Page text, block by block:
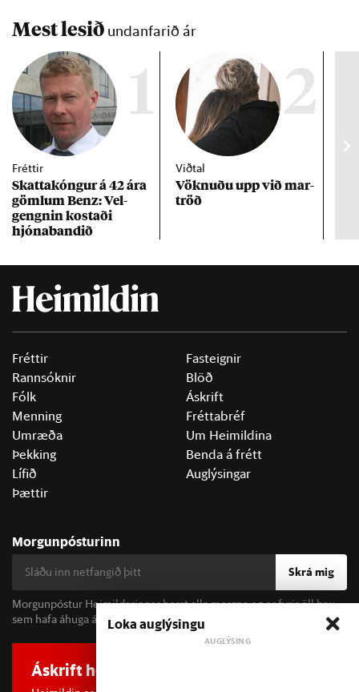
Mest lesið undanfarið ár
1
Fréttir
Skattakóng­ur á 42 ára
göml­um Benz: Vel­
gengn­in kostaði
hjóna­band­ið
2
Viðtal
Vökn­uðu upp við mar­
tröð
Fréttir
Rannsóknir
Fólk
Menning
Umræða
Þekking
Lífið
Þættir
Fasteignir
Blöð
Áskrift
Fréttabréf
Um Heimildina
Benda á frétt
Auglýsingar
Morgunpósturinn
Skrá mig
Morgunpóstur Heimildarinnar berst alla morgna og er fyrir öll þau
sem hafa áhuga á fréttum og þjóðfélagsumræðu.
Áskrift hefur áhrif
Loka auglýsingu